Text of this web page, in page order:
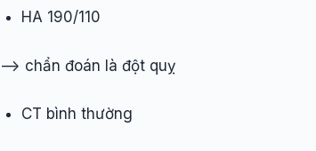
HA 190/110
–> chẩn đoán là đột quỵ
CT bình thường